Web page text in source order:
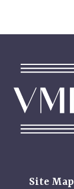
Site Map